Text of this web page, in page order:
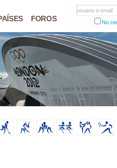
FOROS
usuario o email
No